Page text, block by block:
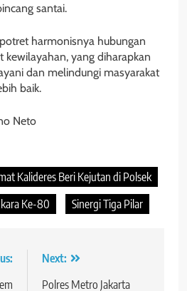
santai.
harmonisnya hubungan
kewilayahan, yang diharapkan
dan melindungi masyarakat
baik.
Neto
Kalideres Beri Kejutan di Polsek
Ke-80
Sinergi Tiga Pilar
Next:
Polres Metro Jakarta